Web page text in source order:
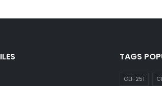
TAGS
CLI-251